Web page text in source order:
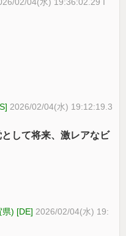
2026/02/04(水) 19:12:19.3
して将来、激レアなビ
) [DE] 2026/02/04(水) 19: